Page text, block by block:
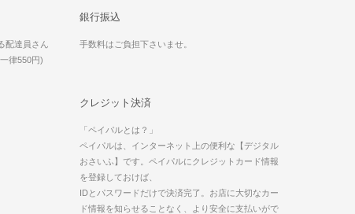
配達員さん
律550円)
銀行振込
手数料はご負担下さいませ。
クレジット決済
「ペイパルとは？」
ペイパルは、インターネット上の便利な【デジタル
おさいふ】です。ペイパルにクレジットカード情報
を登録しておけば、
IDとパスワードだけで決済完了。お店に大切なカー
ド情報を知らせることなく、より安全に支払いがで